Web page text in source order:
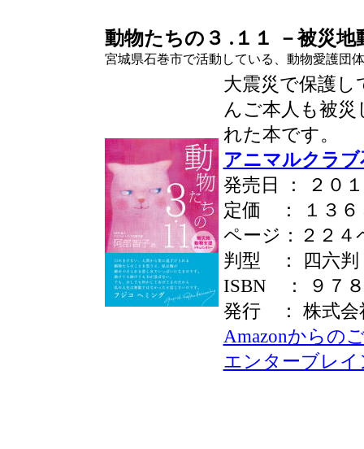
動物たちの３ .１１ －被災
宮城県石巻市で活動している、動物愛護団
大震災で保護し
んご本人も被
れた本です。
アニマルクラブ
発売日 ： ２０
定価 ： １３６
ページ：２２４
判型 ： 四六判
ISBN ： ９７８
発行 ： 株式会
Amazonからの
エンターブレ